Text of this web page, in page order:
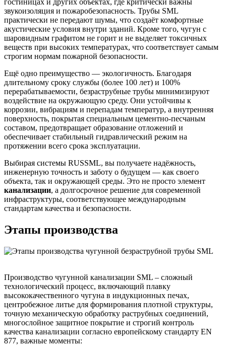
звукоизоляция и пожаробезопасность. Трубы SML
практически не передают шумы, что создаёт комфортные
акустические условия внутри зданий. Кроме того, чугун с
шаровидным графитом не горит и не выделяет токсичных
веществ при высоких температурах, что соответствует самым
строгим нормам пожарной безопасности.
Ещё одно преимущество — экологичность. Благодаря
длительному сроку службы (более 100 лет) и 100%
перерабатываемости, безраструбные трубы минимизируют
воздействие на окружающую среду. Они устойчивы к
коррозии, вибрациям и перепадам температур, а внутренняя
поверхность, покрытая специальным цементно-песчаным
составом, предотвращает образование отложений и
обеспечивает стабильный гидравлический режим на
протяжении всего срока эксплуатации.
Выбирая системы RUSSML, вы получаете надёжность,
инженерную точность и заботу о будущем — как своего
объекта, так и окружающей среды. Это не просто элемент
канализации, а долгосрочное решение для современной
инфраструктуры, соответствующее международным
стандартам качества и безопасности.
Этапы производства
Производство чугунной канализации SML – сложный
технологический процесс, включающий плавку
высококачественного чугуна в индукционных печах,
центробежное литье для формирования плотной структуры,
точную механическую обработку раструбных соединений,
многослойное защитное покрытие и строгий контроль
качества канализации согласно европейскому стандарту EN
877, важные моменты: